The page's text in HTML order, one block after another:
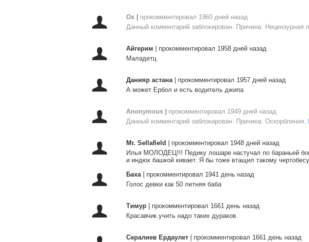
Ок
прокомментировал 1960 дней назад
Данный комментарий заблокирован. Причина: Нецензурная
Айгерим
прокомментировал 1958 дней назад
Маладетц
Данияр астана| прокомментировал 1957 дней назад
А может Ербол и есть водитель джипа
Anonymous
прокомментировал 1949 дней назад
Данный комментарий заблокирован. Причина: Оскорбления.
Mr. Sellafield
прокомментировал 1948 дней назад
Илья МОЛОДЕЦ!!! Педику лошаре настучал по бараньей
и индюк башкой кивает. Я бы тоже втащил такому
Баха| прокомментировал 1941 день назад
Голос девки как 50 летняя баба
Тимур
прокомментировал 1661 день назад
Красавчик.учить надо таких дураков.
Сералиев Ердаулет
прокомментировал 1661 день назад